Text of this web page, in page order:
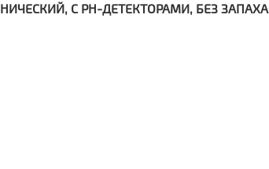
С PH-ДЕТЕКТОРАМИ, БЕЗ ЗАПАХА